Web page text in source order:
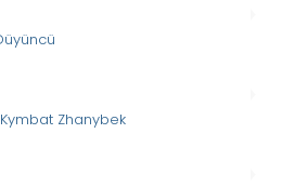
Zhanybek